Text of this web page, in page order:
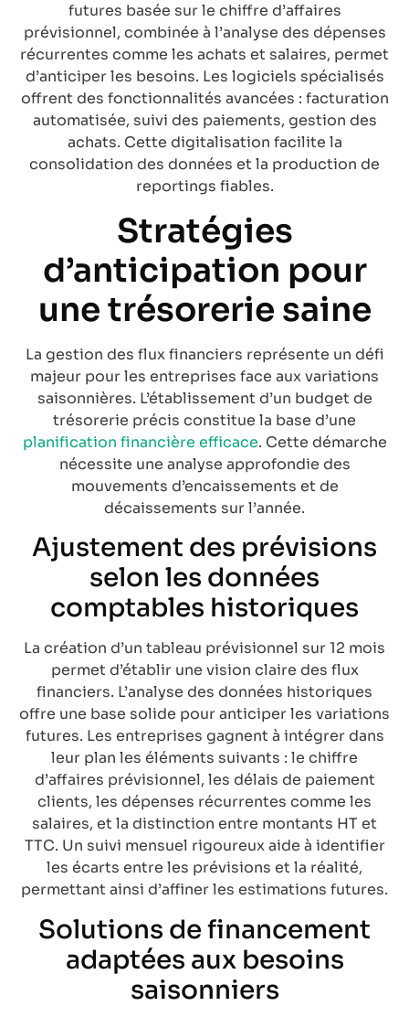
futures basée sur le chiffre d’affaires
prévisionnel, combinée à l’analyse des dépenses
récurrentes comme les achats et salaires, permet
d’anticiper les besoins. Les logiciels spécialisés
offrent des fonctionnalités avancées : facturation
automatisée, suivi des paiements, gestion des
achats. Cette digitalisation facilite la
consolidation des données et la production de
reportings fiables.
Stratégies
d’anticipation pour
une trésorerie saine
La gestion des flux financiers représente un défi
majeur pour les entreprises face aux variations
saisonnières. L’établissement d’un budget de
trésorerie précis constitue la base d’une
planification financière efficace. Cette démarche
nécessite une analyse approfondie des
mouvements d’encaissements et de
décaissements sur l’année.
Ajustement des prévisions
selon les données
comptables historiques
La création d’un tableau prévisionnel sur 12 mois
permet d’établir une vision claire des flux
financiers. L’analyse des données historiques
offre une base solide pour anticiper les variations
futures. Les entreprises gagnent à intégrer dans
leur plan les éléments suivants : le chiffre
d’affaires prévisionnel, les délais de paiement
clients, les dépenses récurrentes comme les
salaires, et la distinction entre montants HT et
TTC. Un suivi mensuel rigoureux aide à identifier
les écarts entre les prévisions et la réalité,
permettant ainsi d’affiner les estimations futures.
Solutions de financement
adaptées aux besoins
saisonniers